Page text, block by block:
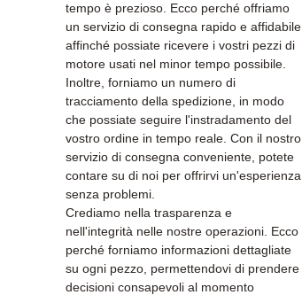
tempo è prezioso. Ecco perché offriamo
un servizio di consegna rapido e affidabile
affinché possiate ricevere i vostri pezzi di
motore usati nel minor tempo possibile.
Inoltre, forniamo un numero di
tracciamento della spedizione, in modo
che possiate seguire l'instradamento del
vostro ordine in tempo reale. Con il nostro
servizio di consegna conveniente, potete
contare su di noi per offrirvi un'esperienza
senza problemi.
Crediamo nella trasparenza e
nell'integrità nelle nostre operazioni. Ecco
perché forniamo informazioni dettagliate
su ogni pezzo, permettendovi di prendere
decisioni consapevoli al momento